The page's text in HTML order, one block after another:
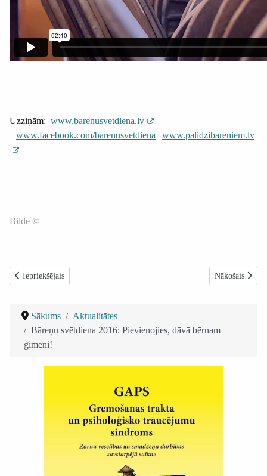
Uzziņām: www.barenusvetdiena.lv
| www.facebook.com/barenusvetdiena | www.palidzibareniem.lv
Bilde ©
Iepriekšējais raksts: Pasaules diabēta diena 2016 Vidzemes priekšpilsētā
Iepriekšējais Nākamais
Nākošais
Sākums
Aktualitātes
Bāreņu svētdiena 2016: Pievienojies, dāvā bērnam
ģimeni!